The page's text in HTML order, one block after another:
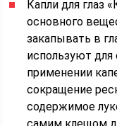
Капли для глаз
основного
закапывать в
используют
применении
сокращение
содержимое